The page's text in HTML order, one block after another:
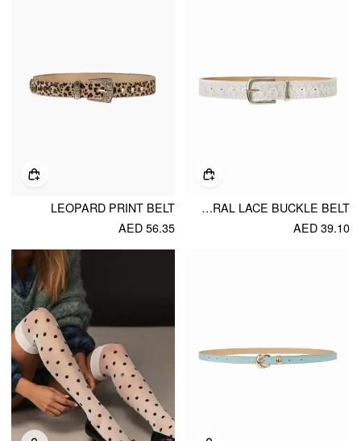
FLORAL LACE BUCKLE BELT
AED 39.10
LEOPARD PRINT BELT
AED 56.35